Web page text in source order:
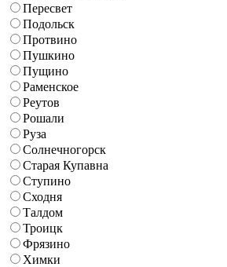
Пересвет
Подольск
Протвино
Пушкино
Пущино
Раменское
Реутов
Рошали
Руза
Солнечногорск
Старая Купавна
Ступино
Сходня
Талдом
Троицк
Фрязино
Химки